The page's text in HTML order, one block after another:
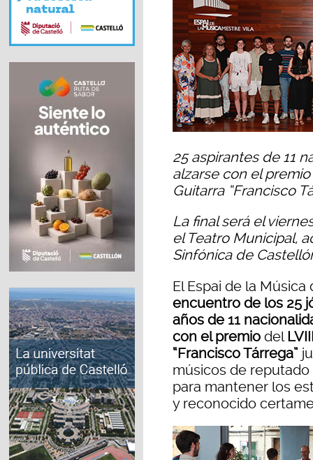
25 aspirantes de 11
alzarse con el
Guitarra “Francisco
La final será el
el Teatro Municipal,
Sinfónica de
El Espai de la
encuentro de los 25
años de 11
con el premio del
“Francisco Tárrega”
músicos de
para mantener los
y reconocido